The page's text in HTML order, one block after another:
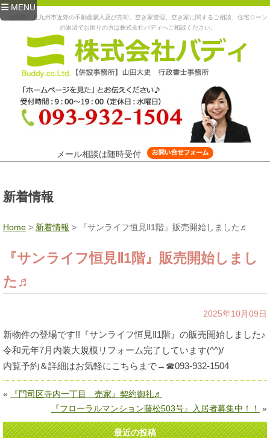
MENU
福岡県、北九州市近郊の不動産購入及び売却、空き家管理、空き家に関するご相談、住宅ローン
の返済でお困りの方は株式会社バディへご相談ください。
メール相談は随時受付
新着情報
Home > 新着情報 > 『サンライフ恒見Ⅱ1階』販売開始しました♬
『サンライフ恒見Ⅱ1階』販売開始しまし
た♬
2025年10月09日
新物件の登場です!!『サンライフ恒見Ⅱ1階』の販売開始しました♪
令和元年7月内装大規模リフォーム完了しています(^^)/
内覧予約＆詳細はお気軽にこちらまで→☎093-932-1504
«
『門司区寺内一丁目 売家』契約御礼♬
『フローラルマンション藤松503号』入居者募集中！！
»
最近の投稿